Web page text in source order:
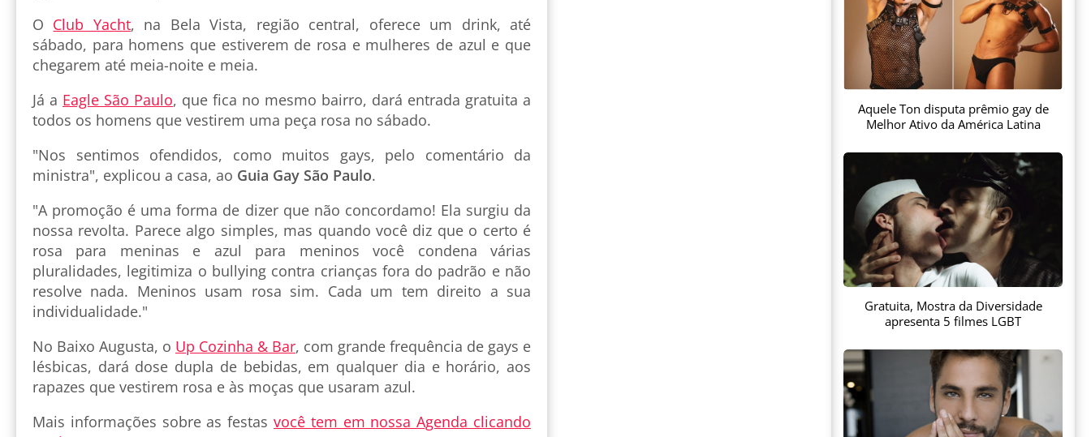
O Club Yacht, na Bela Vista, região central, oferece um drink, até
sábado, para homens que estiverem de rosa e mulheres de azul e que
chegarem até meia-noite e meia.
Já a Eagle São Paulo, que fica no mesmo bairro, dará entrada gratuita a
todos os homens que vestirem uma peça rosa no sábado.
"Nos sentimos ofendidos, como muitos gays, pelo comentário da
ministra", explicou a casa, ao Guia Gay São Paulo.
"A promoção é uma forma de dizer que não concordamo! Ela surgiu da
nossa revolta. Parece algo simples, mas quando você diz que o certo é
rosa para meninas e azul para meninos você condena várias
pluralidades, legitimiza o bullying contra crianças fora do padrão e não
resolve nada. Meninos usam rosa sim. Cada um tem direito a sua
individualidade."
No Baixo Augusta, o Up Cozinha & Bar, com grande frequência de gays e
lésbicas, dará dose dupla de bebidas, em qualquer dia e horário, aos
rapazes que vestirem rosa e às moças que usaram azul.
Mais informações sobre as festas você tem em nossa Agenda clicando
Aquele Ton disputa prêmio gay de
Melhor Ativo da América Latina
Gratuita, Mostra da Diversidade
apresenta 5 filmes LGBT